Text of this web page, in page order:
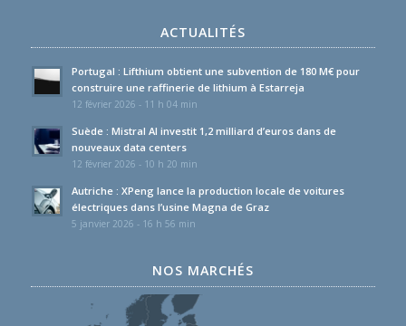
ACTUALITÉS
Portugal : Lifthium obtient une subvention de 180 M€ pour
construire une raffinerie de lithium à Estarreja
12 février 2026 - 11 h 04 min
Suède : Mistral AI investit 1,2 milliard d’euros dans de
nouveaux data centers
12 février 2026 - 10 h 20 min
Autriche : XPeng lance la production locale de voitures
électriques dans l’usine Magna de Graz
5 janvier 2026 - 16 h 56 min
NOS MARCHÉS